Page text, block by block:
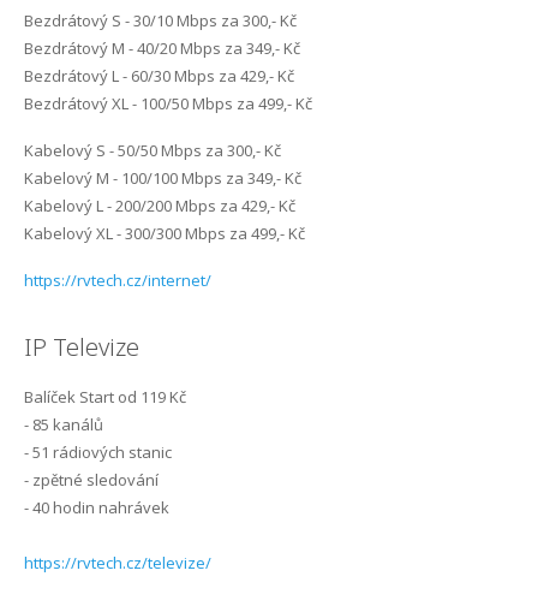
Internet Klabava
Internet Kyšice
Internet Letkov
Internet Lhůta
Internet Litohlavy
Internet Plzeň-Božkov
Internet Plzeň-Bručná
Sledovani TV
Kontakt
FAQ
Kam, kdy a jak mám platit?
Co je maintenance?
První kroky k FVE na území ČEZ distribuce
Bezdrátový S - 30/10 Mbps za 300,- Kč
Bezdrátový M - 40/20 Mbps za 349,- Kč
Bezdrátový L - 60/30 Mbps za 429,- Kč
Bezdrátový XL - 100/50 Mbps za 499,- Kč
Kabelový S - 50/50 Mbps za 300,- Kč
Kabelový M - 100/100 Mbps za 349,- Kč
Kabelový L - 200/200 Mbps za 429,- Kč
Kabelový XL - 300/300 Mbps za 499,- Kč
https://rvtech.cz/internet/
IP Televize
Balíček Start od 119 Kč
- 85 kanálů
- 51 rádiových stanic
- zpětné sledování
- 40 hodin nahrávek
https://rvtech.cz/televize/